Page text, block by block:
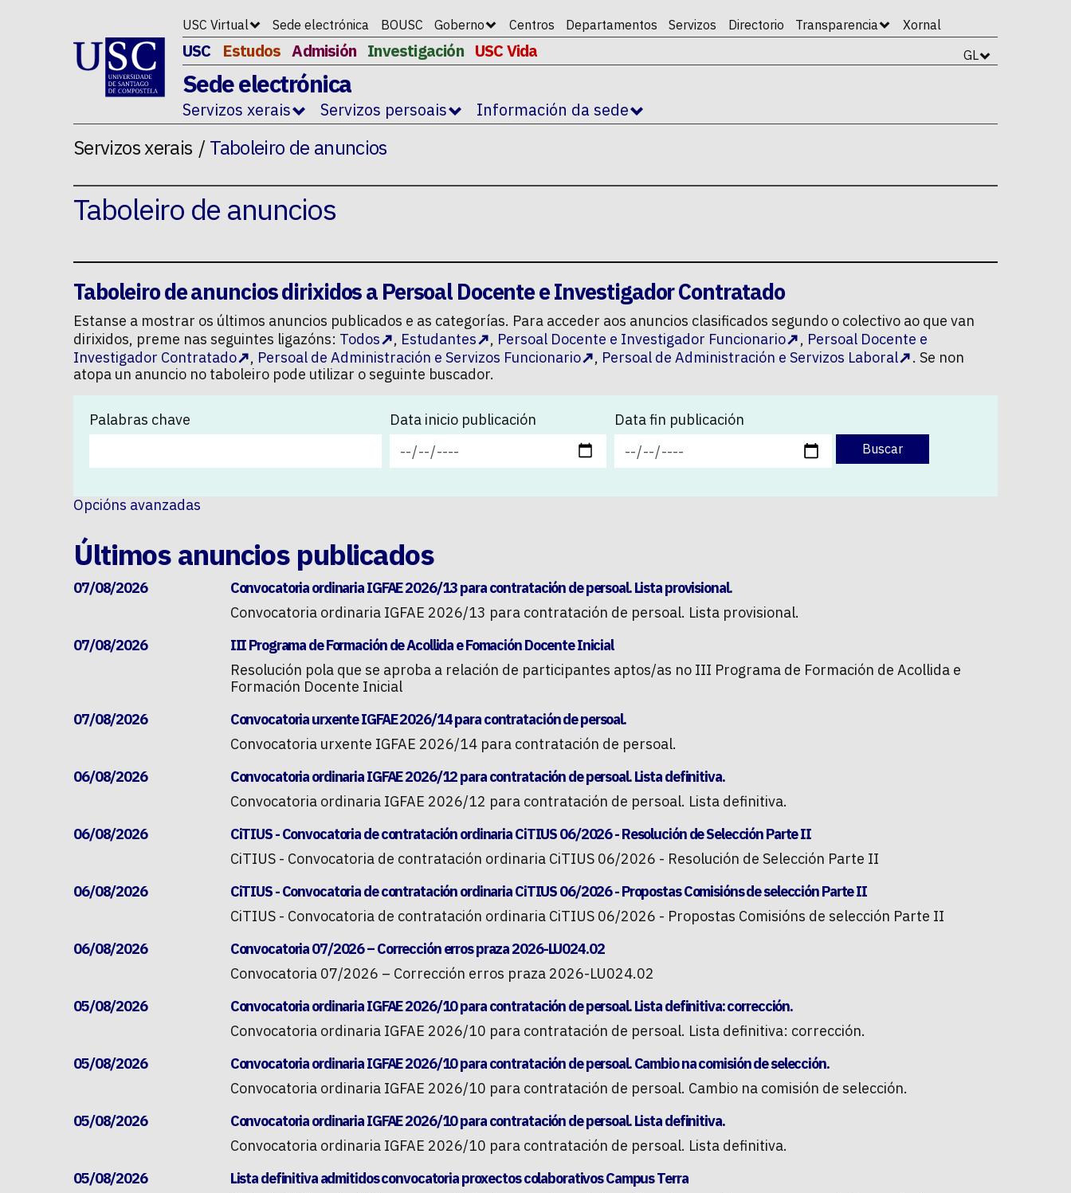
USC Virtual Sede electrónica BOUSC Goberno Centros Departamentos Servizos Directorio Transparencia Xornal
USC Estudos Admisión Investigación USC Vida
Sede electrónica
Servizos xerais Servizos persoais Información da sede
GL
Servizos xerais Taboleiro de anuncios
Taboleiro de anuncios
Taboleiro de anuncios dirixidos a Persoal Docente e Investigador Contratado
Estanse a mostrar os últimos anuncios publicados e as categorías. Para acceder aos anuncios clasificados segundo o colectivo ao que van
dirixidos, preme nas seguintes ligazóns: Todos , Estudantes , Persoal Docente e Investigador Funcionario , Persoal Docente e
Investigador Contratado
, Persoal de Administración e Servizos Funcionario , Persoal de Administración e Servizos Laboral
. Se non
atopa un anuncio no taboleiro pode utilizar o seguinte buscador.
Palabras chave Data inicio publicación Data fin publicación
Buscar
Opcións avanzadas
Últimos anuncios publicados
07/08/2026
Convocatoria ordinaria IGFAE 2026/13 para contratación de persoal. Lista provisional.
Convocatoria ordinaria IGFAE 2026/13 para contratación de persoal. Lista provisional.
07/08/2026
III Programa de Formación de Acollida e Fomación Docente Inicial
Resolución pola que se aproba a relación de participantes aptos/as no III Programa de Formación de Acollida e
Formación Docente Inicial
07/08/2026
Convocatoria urxente IGFAE 2026/14 para contratación de persoal.
Convocatoria urxente IGFAE 2026/14 para contratación de persoal.
06/08/2026
Convocatoria ordinaria IGFAE 2026/12 para contratación de persoal. Lista definitiva.
Convocatoria ordinaria IGFAE 2026/12 para contratación de persoal. Lista definitiva.
06/08/2026
CiTIUS - Convocatoria de contratación ordinaria CiTIUS 06/2026 - Resolución de Selección Parte II
CiTIUS - Convocatoria de contratación ordinaria CiTIUS 06/2026 - Resolución de Selección Parte II
06/08/2026
CiTIUS - Convocatoria de contratación ordinaria CiTIUS 06/2026 - Propostas Comisións de selección Parte II
CiTIUS - Convocatoria de contratación ordinaria CiTIUS 06/2026 - Propostas Comisións de selección Parte II
06/08/2026
Convocatoria 07/2026 – Corrección erros praza 2026-LU024.02
Convocatoria 07/2026 – Corrección erros praza 2026-LU024.02
05/08/2026
Convocatoria ordinaria IGFAE 2026/10 para contratación de persoal. Lista definitiva: corrección.
Convocatoria ordinaria IGFAE 2026/10 para contratación de persoal. Lista definitiva: corrección.
05/08/2026
Convocatoria ordinaria IGFAE 2026/10 para contratación de persoal. Cambio na comisión de selección.
Convocatoria ordinaria IGFAE 2026/10 para contratación de persoal. Cambio na comisión de selección.
05/08/2026
Convocatoria ordinaria IGFAE 2026/10 para contratación de persoal. Lista definitiva.
Convocatoria ordinaria IGFAE 2026/10 para contratación de persoal. Lista definitiva.
05/08/2026
Lista definitiva admitidos convocatoria proxectos colaborativos Campus Terra